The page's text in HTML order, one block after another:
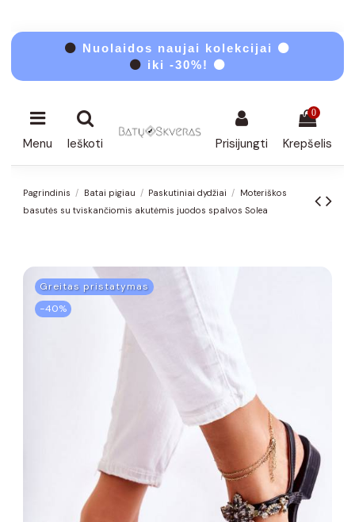
⚫ Nuolaidos naujai kolekcijai ⚫
⚫ iki -30%! ⚫
Menu Ieškoti Prisijungti
0
Krepšelis
Pagrindinis Batai pigiau Paskutiniai dydžiai
Moteriškos
basutės su tviskančiomis akutėmis juodos spalvos Solea
Greitas pristatymas
−40%